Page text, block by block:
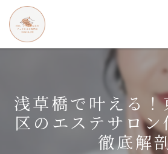
浅草橋で叶える
区のエステサロ
徹底解